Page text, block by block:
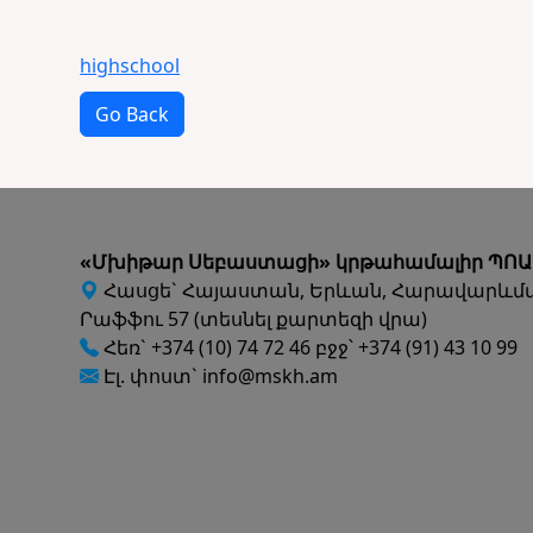
highschool
Go Back
«Մխիթար Սեբաստացի» կրթահամալիր
Հասցե` Հայաստան, Երևան,
Րաֆֆու 57 (տեսնել քարտեզի վրա)
Հեռ` +374 (10) 74 72 46 բջջ՝ +374 (91) 43 10 99
Էլ. փոստ` info@mskh.am